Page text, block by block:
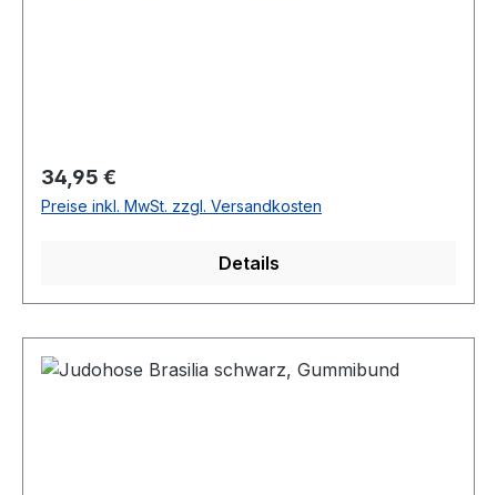
Regulärer Preis:
34,95 €
Preise inkl. MwSt. zzgl. Versandkosten
Details